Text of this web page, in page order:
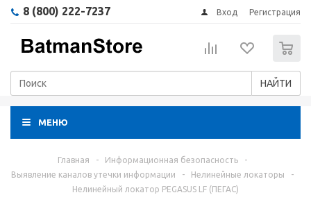
8 (800) 222-7237 Вход Регистрация
НАЙТИ
МЕНЮ
Главная - Информационная безопасность
-
Выявление каналов утечки информации
- Нелинейные локаторы
-
Нелинейный локатор PEGASUS LF (ПЕГАС)